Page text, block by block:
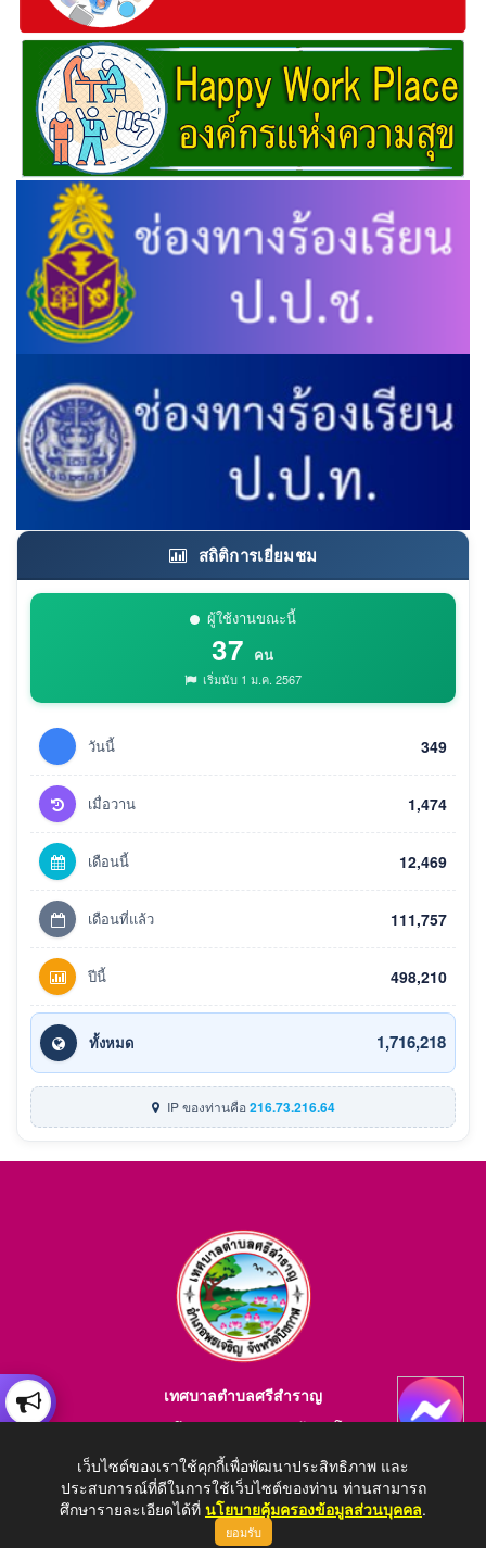
สถิติการเยี่ยมชม
ผู้ใช้งานขณะนี้
37 คน
เริ่มนับ 1 ม.ค. 2567
วันนี้ 349
เมื่อวาน 1,474
เดือนนี้ 12,469
เดือนที่แล้ว 111,757
ปีนี้ 498,210
ทั้งหมด 1,716,218
IP ของท่านคือ216.73.216.64
เทศบาลตำบลศรีสำราญ
E-mail : saraban_05380203@dla.go.th
เว็บไซต์ของเราใช้คุกกี้เพื่อพัฒนาประสิทธิภาพ และ
ประสบการณ์ที่ดีในการใช้เว็บไซต์ของท่าน ท่านสามารถ
ศึกษารายละเอียดได้ที่ นโยบายคุ้มครองข้อมูลส่วนบุคคล.
ยอมรับ